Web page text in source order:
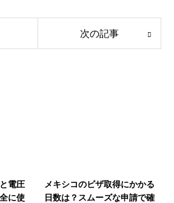
次の記事
電圧
に使
メキシコのビザ取得にかかる
日数は？スムーズな申請で確